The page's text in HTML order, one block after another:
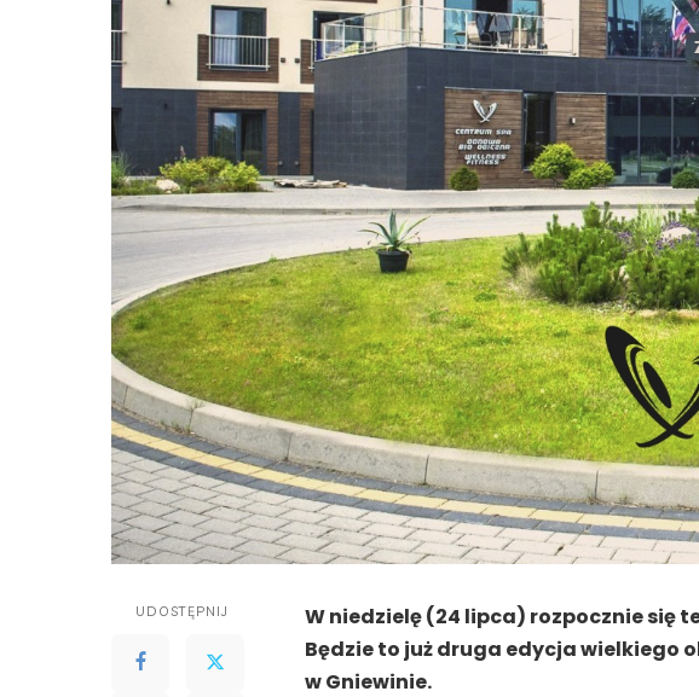
UDOSTĘPNIJ
W niedzielę (24 lipca) rozpocznie się
Będzie to już druga edycja wielkiego
w Gniewinie.